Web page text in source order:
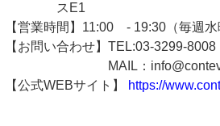
スE1
【営業時間】11:00 - 19:30（毎週水
【お問い合わせ】TEL:03-3299-8008
MAIL：
【公式WEBサイト】
https://